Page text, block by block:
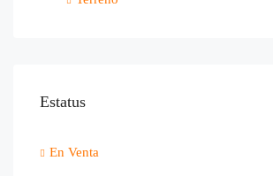
Estatus
En Venta